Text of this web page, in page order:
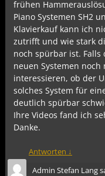
frühen
Piano Systemen SH2
Klavierkauf kann ich
zutrifft und wie stark
noch spürbar ist.
neuen Systemen
interessieren, ob der
solches System für
deutlich spürbar
Ihre Videos fand ich
Danke.
Antworten ↓
Admin Stefan Lang